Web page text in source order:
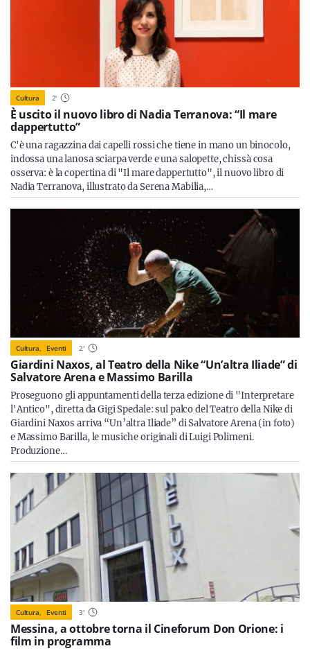
Cultura 2'
È uscito il nuovo libro di Nadia Terranova: “Il mare
dappertutto”
C'è una ragazzina dai capelli rossi che tiene in mano un binocolo,
indossa una lanosa sciarpa verde e una salopette, chissà cosa
osserva: è la copertina di "Il mare dappertutto", il nuovo libro di
Nadia Terranova, illustrato da Serena Mabilia,…
Cultura, Eventi 2'
Giardini Naxos, al Teatro della Nike “Un’altra Iliade” di
Salvatore Arena e Massimo Barilla
Proseguono gli appuntamenti della terza edizione di "Interpretare
l'Antico", diretta da Gigi Spedale: sul palco del Teatro della Nike di
Giardini Naxos arriva “Un’altra Iliade” di Salvatore Arena (in foto)
e Massimo Barilla, le musiche originali di Luigi Polimeni.
Produzione…
Cultura, Eventi 3'
Messina, a ottobre torna il Cineforum Don Orione: i
film in programma